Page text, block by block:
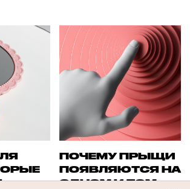
ПОЧЕМУ ПРЫЩИ
ПОЯВЛЯЮТСЯ НА
ОДНОМ И ТОМ